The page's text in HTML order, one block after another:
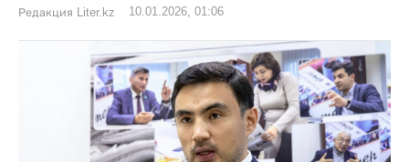
Редакция Liter.kz 10.01.2026, 01:06